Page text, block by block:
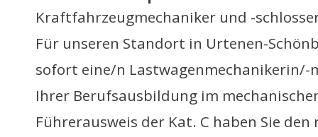
Kraftfahrzeugmechaniker und -
Für unseren Standort in Urtenen-
sofort eine/n Lastwagenmechanikerin/-
Ihrer Berufsausbildung im
Führerausweis der Kat. C haben Sie